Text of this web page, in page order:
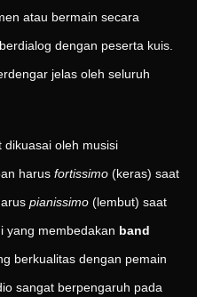
atau bermain secara
dengan peserta kuis.
jelas oleh seluruh
dikuasai oleh musisi
harus fortissimo (keras) saat
pianissimo (lembut) saat
yang membedakan band
berkualitas dengan pemain
sangat berpengaruh pada